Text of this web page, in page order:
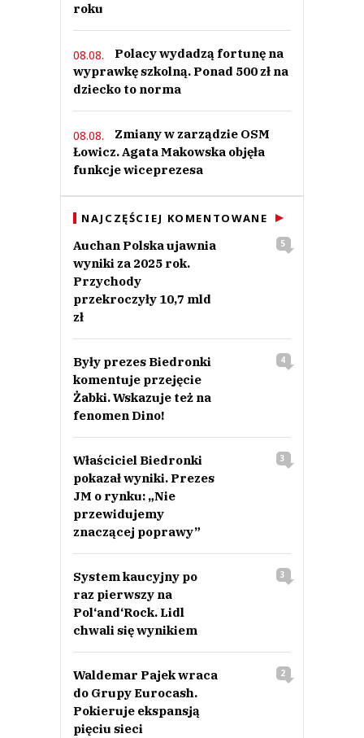
roku
08.08.
Polacy wydadzą fortunę na
wyprawkę szkolną. Ponad 500 zł na
dziecko to norma
08.08.
Zmiany w zarządzie OSM
Łowicz. Agata Makowska objęła
funkcje wiceprezesa
NAJCZĘŚCIEJ KOMENTOWANE
Auchan Polska ujawnia
wyniki za 2025 rok.
Przychody
przekroczyły 10,7 mld
zł
5
Były prezes Biedronki
komentuje przejęcie
Żabki. Wskazuje też na
fenomen Dino!
4
Właściciel Biedronki
pokazał wyniki. Prezes
JM o rynku: „Nie
przewidujemy
znaczącej poprawy”
3
System kaucyjny po
raz pierwszy na
Pol‘and‘Rock. Lidl
chwali się wynikiem
3
Waldemar Pajek wraca
do Grupy Eurocash.
Pokieruje ekspansją
pięciu sieci
2